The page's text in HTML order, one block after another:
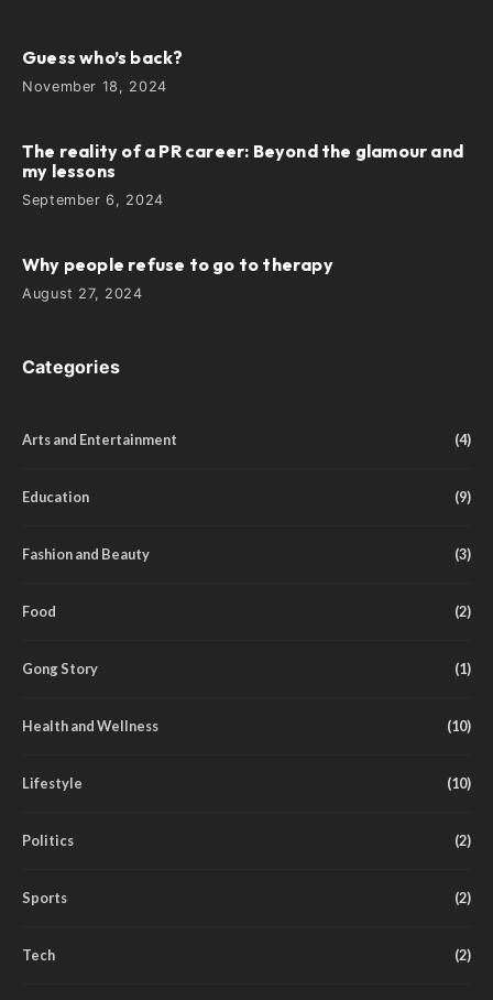
Guess who’s back?
November 18, 2024
The reality of a PR career: Beyond the glamour and
my lessons
September 6, 2024
Why people refuse to go to therapy
August 27, 2024
Categories
Arts and Entertainment (4)
Education (9)
Fashion and Beauty (3)
Food (2)
Gong Story (1)
Health and Wellness (10)
Lifestyle (10)
Politics (2)
Sports (2)
Tech (2)